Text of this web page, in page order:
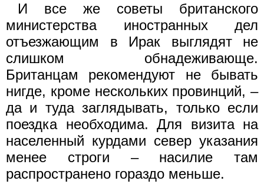
И все же советы британского
министерства иностранных дел
отъезжающим в Ирак выглядят не
слишком обнадеживающе.
Британцам рекомендуют не бывать
нигде, кроме нескольких провинций, –
да и туда заглядывать, только если
поездка необходима. Для визита на
населенный курдами север указания
менее строги – насилие там
распространено гораздо меньше.